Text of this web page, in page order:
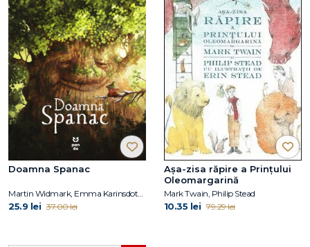
Doamna Spanac
Martin Widmark, Emma Karinsdotter
25.9 lei 37.00 lei
Așa-zisa răpire a Prințului
Oleomargarină
Mark Twain, Philip Stead
10.35 lei 79.29 lei